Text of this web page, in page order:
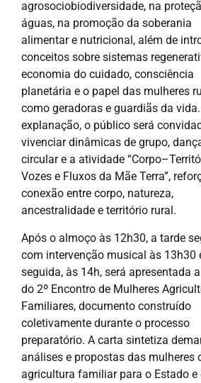
agrosociobiodiversidade, na
águas, na promoção da soberania
alimentar e nutricional, além de
conceitos sobre sistemas
economia do cuidado, consciência
planetária e o papel das mulheres
como geradoras e guardiãs da
explanação, o público será
vivenciar dinâmicas de grupo,
circular e a atividade
Vozes e Fluxos da Mãe Terra”,
conexão entre corpo, natureza,
ancestralidade e território rural.
Após o almoço às 12h30, a tarde
com intervenção musical às 13h30
seguida, às 14h, será apresentada
do 2º Encontro de Mulheres
Familiares, documento construído
coletivamente durante o processo
preparatório. A carta sintetiza
análises e propostas das mulheres
agricultura familiar para o Estado e